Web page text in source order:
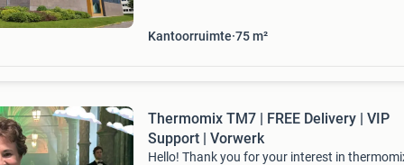
Kantoorruimte 75m²
Thermomix TM7 | FREE Delivery | VIP
Support | Vorwerk
Hello! Thank you for your interest in